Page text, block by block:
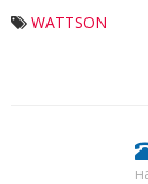
WATTSON